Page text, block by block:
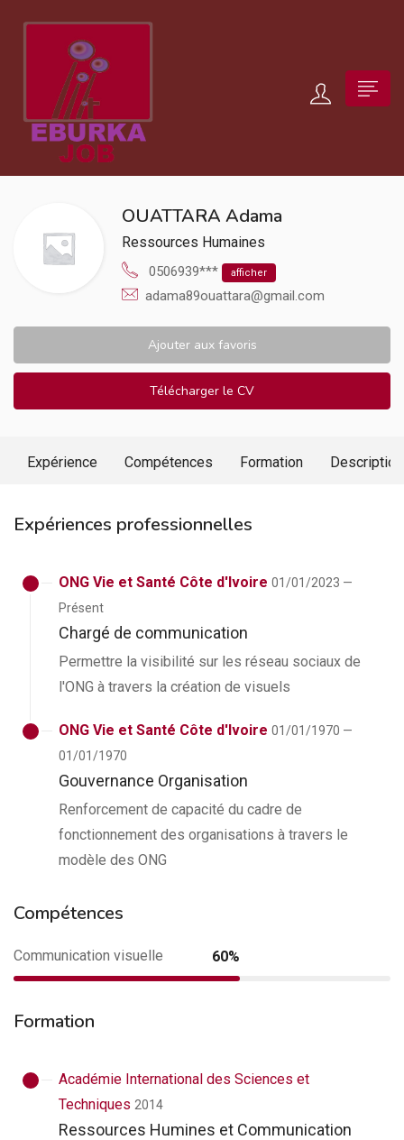
OUATTARA Adama
Ressources Humaines
0506939*** afficher
adama89ouattara@gmail.com
Ajouter aux favoris
Télécharger le CV
Expérience Compétences Formation Description
Expériences professionnelles
ONG Vie et Santé Côte d'Ivoire 01/01/2023 —
Présent
Chargé de communication
Permettre la visibilité sur les réseau sociaux de
l'ONG à travers la création de visuels
ONG Vie et Santé Côte d'Ivoire 01/01/1970 —
01/01/1970
Gouvernance Organisation
Renforcement de capacité du cadre de
fonctionnement des organisations à travers le
modèle des ONG
Compétences
Communication visuelle 60%
Formation
Académie International des Sciences et
Techniques 2014
Ressources Humines et Communication